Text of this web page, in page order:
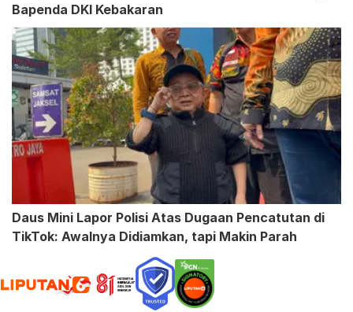
Bapenda DKI Kebakaran
Daus Mini Lapor Polisi Atas Dugaan Pencatutan di
TikTok: Awalnya Didiamkan, tapi Makin Parah